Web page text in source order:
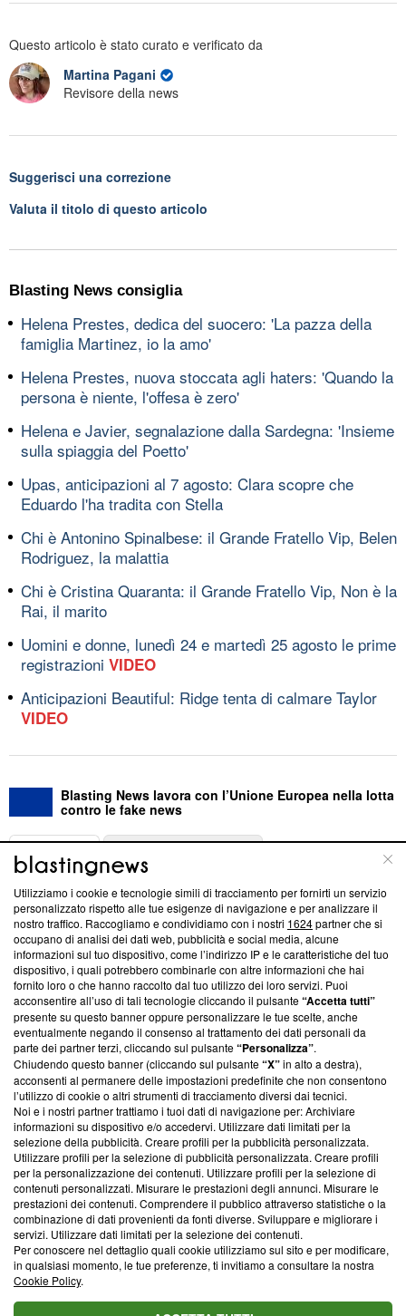
Questo articolo è stato curato e verificato da
Martina Pagani
Revisore della news
Suggerisci una correzione
Valuta il titolo di questo articolo
Blasting News consiglia
Helena Prestes, dedica del suocero: 'La pazza della
famiglia Martinez, io la amo'
Helena Prestes, nuova stoccata agli haters: 'Quando la
persona è niente, l'offesa è zero'
Helena e Javier, segnalazione dalla Sardegna: 'Insieme
sulla spiaggia del Poetto'
Upas, anticipazioni al 7 agosto: Clara scopre che
Eduardo l'ha tradita con Stella
Chi è Antonino Spinalbese: il Grande Fratello Vip, Belen
Rodriguez, la malattia
Chi è Cristina Quaranta: il Grande Fratello Vip, Non è la
Rai, il marito
Uomini e donne, lunedì 24 e martedì 25 agosto le prime
registrazioni VIDEO
Anticipazioni Beautiful: Ridge tenta di calmare Taylor
VIDEO
Blasting News lavora con l’Unione Europea nella lotta
contro le fake news
ABOUT
Questa sezione offre informazioni trasparenti su Blasting
News, sui nostri processi editoriali e su come ci impegniamo a
creare news di qualità. Inoltre, afferma la nostra aderenza a
‘Trust Project - News with Integrity’Blasting News non è
ancora membro del programma, ma ha richiesto di farne
parte; Trust Project non ha ancora effettuato una verifica di
conformità agli standard.
Su di noi
Team editoriale
Corporate
Redazione
Informativa Privacy
Cookie Policy
Blasting SA, IDI CHE-247.845.224, Via Carlo Frasca, 3 - 6900
Lugano (Svizzera) Tel:+39 0690258937
© 2026 Blasting News
Utilizziamo i cookie e tecnologie simili di tracciamento per fornirti un servizio
personalizzato rispetto alle tue esigenze di navigazione e per analizzare il
nostro traffico. Raccogliamo e condividiamo con i nostri 1624partner che si
occupano di analisi dei dati web, pubblicità e social media, alcune
informazioni sul tuo dispositivo, come l’indirizzo IP e le caratteristiche del tuo
dispositivo, i quali potrebbero combinarle con altre informazioni che hai
fornito loro o che hanno raccolto dal tuo utilizzo dei loro servizi. Puoi
acconsentire all’uso di tali tecnologie cliccando il pulsante“Accetta tutti”
presente su questo banner oppure personalizzare le tue scelte, anche
eventualmente negando il consenso al trattamento dei dati personali da
parte dei partner terzi, cliccando sul pulsante“Personalizza”.
Chiudendo questo banner (cliccando sul pulsante“X”in alto a destra),
acconsenti al permanere delle impostazioni predefinite che non consentono
l’utilizzo di cookie o altri strumenti di tracciamento diversi dai tecnici.
Noi e i nostri partner trattiamo i tuoi dati di navigazione per: Archiviare
informazioni su dispositivo e/o accedervi. Utilizzare dati limitati per la
selezione della pubblicità. Creare profili per la pubblicità personalizzata.
Utilizzare profili per la selezione di pubblicità personalizzata. Creare profili
per la personalizzazione dei contenuti. Utilizzare profili per la selezione di
contenuti personalizzati. Misurare le prestazioni degli annunci. Misurare le
prestazioni dei contenuti. Comprendere il pubblico attraverso statistiche o la
combinazione di dati provenienti da fonti diverse. Sviluppare e migliorare i
servizi. Utilizzare dati limitati per la selezione dei contenuti.
Per conoscere nel dettaglio quali cookie utilizziamo sul sito e per modificare,
in qualsiasi momento, le tue preferenze, ti invitiamo a consultare la nostra
Cookie Policy.